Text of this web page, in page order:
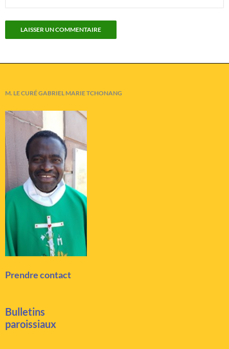
M. LE CURÉ GABRIEL MARIE TCHONANG
Prendre contact
Bulletins
paroissiaux